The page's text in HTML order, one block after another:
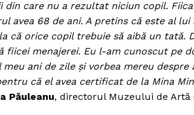
din care nu a rezultat niciun copil.
avea 68 de ani. A pretins că este al
că orice copil trebuie să aibă un tată.
fiicei menajerei. Eu l-am cunoscut pe
ani de zile şi vorbea mereu
că el avea certificat de la Mina
Păuleanu, directorul Muzeului de Artă